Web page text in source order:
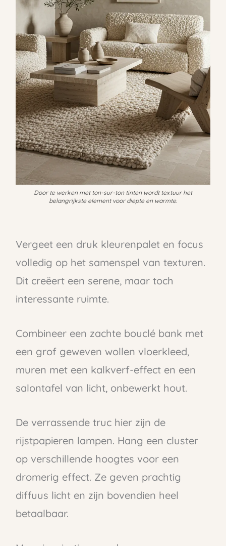
Door te werken met ton-sur-ton tinten wordt textuur het
belangrijkste element voor diepte en warmte.
Vergeet een druk kleurenpalet en focus
volledig op het samenspel van texturen.
Dit creëert een serene, maar toch
interessante ruimte.
Combineer een zachte bouclé bank met
een grof geweven wollen vloerkleed,
muren met een kalkverf-effect en een
salontafel van licht, onbewerkt hout.
De verrassende truc hier zijn de
rijstpapieren lampen. Hang een cluster
op verschillende hoogtes voor een
dromerig effect. Ze geven prachtig
diffuus licht en zijn bovendien heel
betaalbaar.